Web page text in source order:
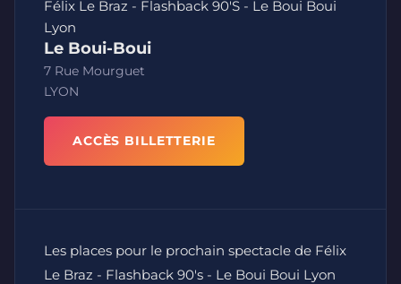
Félix Le Braz - Flashback 90'S - Le Boui Boui
Lyon
Le Boui-Boui
7 Rue Mourguet
LYON
ACCÈS BILLETTERIE
Les places pour le prochain spectacle de Félix
Le Braz - Flashback 90's - Le Boui Boui Lyon